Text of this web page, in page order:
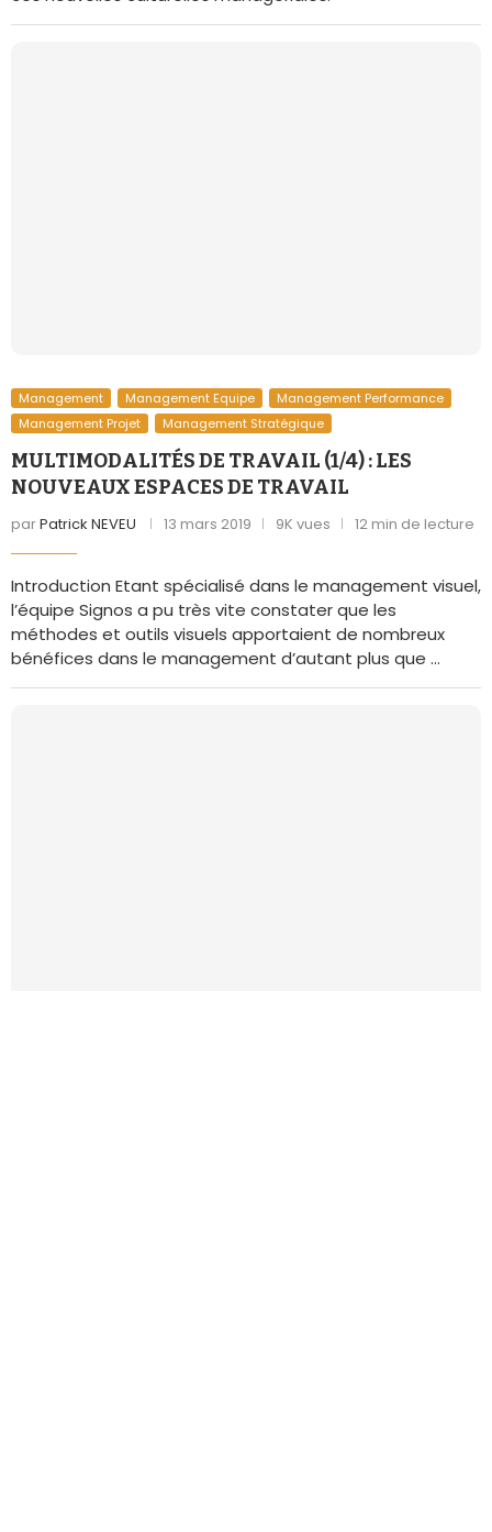
Management Management Equipe
Management Performance
Management Projet
Management Stratégique
MULTIMODALITÉS DE TRAVAIL (1/4) : LES
NOUVEAUX ESPACES DE TRAVAIL
parPatrick NEVEU 13 mars 2019 9K vues 12 min de lecture
Introduction Etant spécialisé dans le management visuel,
l’équipe Signos a pu très vite constater que les
méthodes et outils visuels apportaient de nombreux
bénéfices dans le management d’autant plus que …